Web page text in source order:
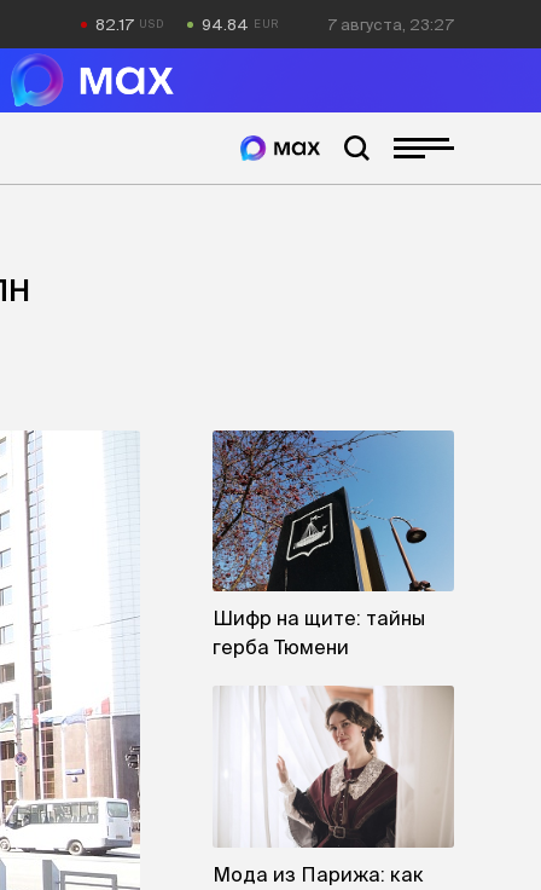
82.17 94.84 7 августа, 23:27
Шифр на щите: тайны
герба Тюмени
Мода из Парижа: как